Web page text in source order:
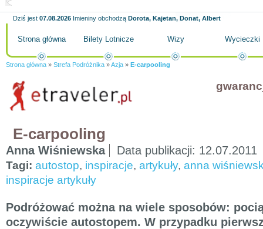
Dziś jest 07.08.2026 Imieniny obchodzą Dorota, Kajetan, Donat, Albert
Strona główna Bilety Lotnicze Wizy Wycieczki
Strona główna » Strefa Podróżnika »Azja » E-carpooling
E-carpooling
Anna Wiśniewska Data publikacji: 12.07.2011
Tagi: autostop, inspiracje, artykuły, anna
inspiracje artykuły
Podróżować można na wiele sposobów:
oczywiście autostopem. W przypadku